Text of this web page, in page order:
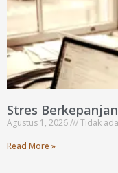
Stres
Agustus 1, 2026
Tidak
Read More »